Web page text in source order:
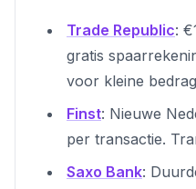
Trade Republic:
gratis
voor kleine
Finst: Nieuwe
per transactie.
Saxo Bank: